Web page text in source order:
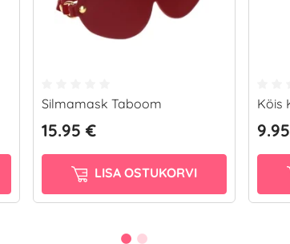
Silmamask Taboom
15.95 €
LISA OSTUKORVI
Köis